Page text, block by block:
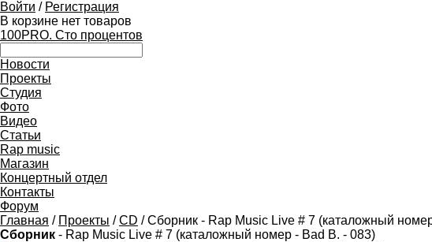
Войти / Регистрация
В корзине нет товаров
100PRO. Сто процентов
Новости
Проекты
Студия
Фото
Видео
Статьи
Rap music
Магазин
Концертный отдел
Контакты
Форум
Главная / Проекты /CD / Сборник - Rap Music Live # 7 (каталожный
Сборник - Rap Music Live # 7 (каталожный номер - Bad B. - 083)